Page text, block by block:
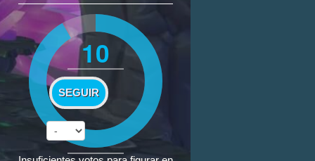
10
SEGUIR